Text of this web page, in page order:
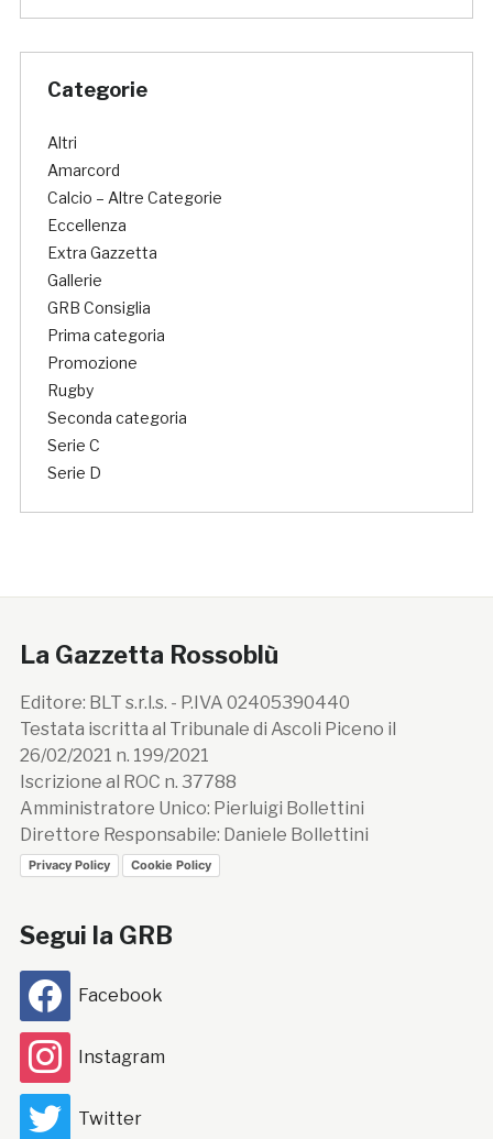
Categorie
Altri
Amarcord
Calcio – Altre Categorie
Eccellenza
Extra Gazzetta
Gallerie
GRB Consiglia
Prima categoria
Promozione
Rugby
Seconda categoria
Serie C
Serie D
La Gazzetta Rossoblù
Editore: BLT s.r.l.s. - P.IVA 02405390440
Testata iscritta al Tribunale di Ascoli Piceno il
26/02/2021 n. 199/2021
Iscrizione al ROC n. 37788
Amministratore Unico: Pierluigi Bollettini
Direttore Responsabile: Daniele Bollettini
Privacy Policy Cookie Policy
Segui la GRB
Facebook
Instagram
Twitter